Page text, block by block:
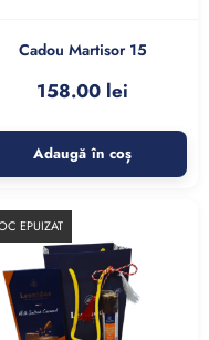
Cadou Martisor 15
158.00 lei
Adaugă în coș
EPUIZAT